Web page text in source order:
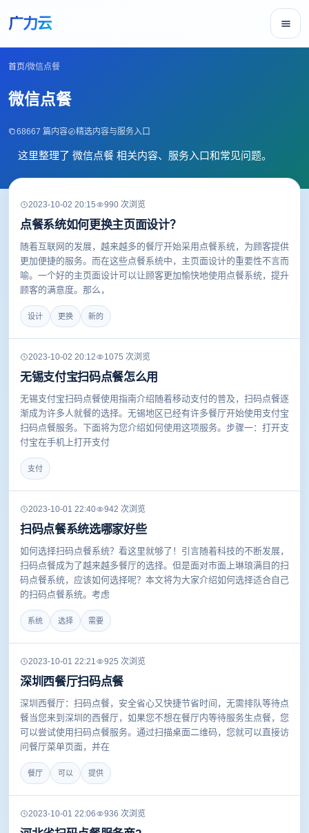
广力云
首页/微信点餐
微信点餐
68667 篇内容 精选内容与服务入口
这里整理了 微信点餐 相关内容、服务入口和常见问题。
2023-10-02 20:15 990 次浏览
点餐系统如何更换主页面设计？
随着互联网的发展，越来越多的餐厅开始采用点餐系统，为顾客提供
更加便捷的服务。而在这些点餐系统中，主页面设计的重要性不言而
喻。一个好的主页面设计可以让顾客更加愉快地使用点餐系统，提升
顾客的满意度。那么，
设计 更换 新的
2023-10-02 20:12 1075 次浏览
无锡支付宝扫码点餐怎么用
无锡支付宝扫码点餐使用指南介绍随着移动支付的普及，扫码点餐逐
渐成为许多人就餐的选择。无锡地区已经有许多餐厅开始使用支付宝
扫码点餐服务。下面将为您介绍如何使用这项服务。步骤一：打开支
付宝在手机上打开支付
支付
2023-10-01 22:40 942 次浏览
扫码点餐系统选哪家好些
如何选择扫码点餐系统？看这里就够了！引言随着科技的不断发展，
扫码点餐成为了越来越多餐厅的选择。但是面对市面上琳琅满目的扫
码点餐系统，应该如何选择呢？本文将为大家介绍如何选择适合自己
的扫码点餐系统。考虑
系统 选择 需要
2023-10-01 22:21 925 次浏览
深圳西餐厅扫码点餐
深圳西餐厅：扫码点餐，安全省心又快捷节省时间，无需排队等待点
餐当您来到深圳的西餐厅，如果您不想在餐厅内等待服务生点餐，您
可以尝试使用扫码点餐服务。通过扫描桌面二维码，您就可以直接访
问餐厅菜单页面，并在
餐厅 可以 提供
2023-10-01 22:06 936 次浏览